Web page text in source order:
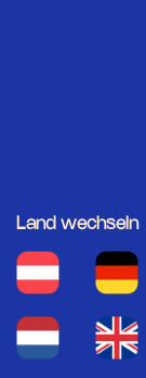
Land wechseln